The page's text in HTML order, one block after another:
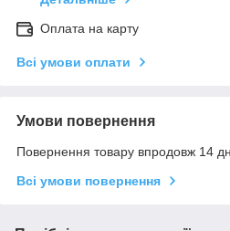
Оплата на карту
Всі умови оплати
Умови повернення
Повернення товару впродовж 14
Всі умови повернення